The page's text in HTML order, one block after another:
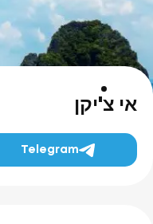
אי צ'יקן
Telegram